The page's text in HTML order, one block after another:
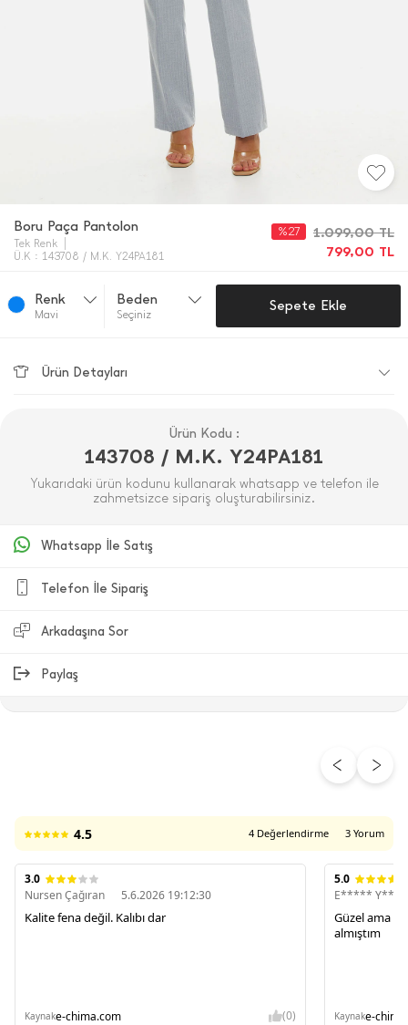
Boru Paça Pantolon
Tek Renk
Ü.K : 143708 / M.K. Y24PA181
1.099,00TL
799,00 TL
%27
Renk
Mavi̇
Beden
Seçiniz
Sepete Ekle
Ürün Detayları
Ürün Kodu :
143708 / M.K. Y24PA181
Yukarıdaki ürün kodunu kullanarak whatsapp ve telefon ile
zahmetsizce sipariş oluşturabilirsiniz.
Whatsapp İle Satış
Telefon İle Sipariş
Arkadaşına Sor
Paylaş
4.5 4 Değerlendirme 3 Yorum
3.0
Nursen Çağıran
5.6.2026 19:12:30
Kalite fena değil. Kalıbı dar
Kaynake-chima.com (0)
5.0
E*****
Güzel ama
almıştım
Kaynake-